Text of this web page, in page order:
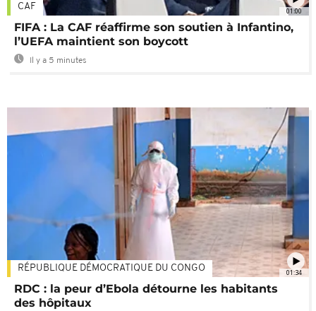
01:00
CAF
FIFA : La CAF réaffirme son soutien à Infantino,
l’UEFA maintient son boycott
Il y a 5 minutes
01:34
RÉPUBLIQUE DÉMOCRATIQUE DU CONGO
RDC : la peur d’Ebola détourne les habitants
des hôpitaux